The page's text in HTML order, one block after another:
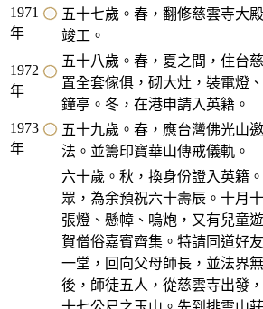
1971
年
五十七歲。春，翻修慈雲寺大
竣工。
1972
年
五十八歲。春，夏之間，住台
置全套傢俱，砌大灶，裝電燈
鐘亭。冬，在港申請入英籍。
1973
年
五十九歲。春，應台灣佛光山
法。並籌印寶華山傳戒儀軌。
六十歲。秋，換身份證入英籍
眾，為余預祝六十壽辰。十月
張燈、懸幛、嗚炮，又有兒童
賀僧俗嘉賓齊集。特請同道好
一堂，回向父母師長，並法界
後，師徒五人，從慈雲寺出發